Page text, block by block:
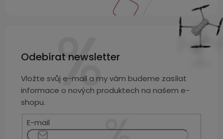
Odebírat newsletter
Vložte svůj e-mail a my vám budeme zasílat
informace o nových produktech na našem e-
shopu.
E-mail